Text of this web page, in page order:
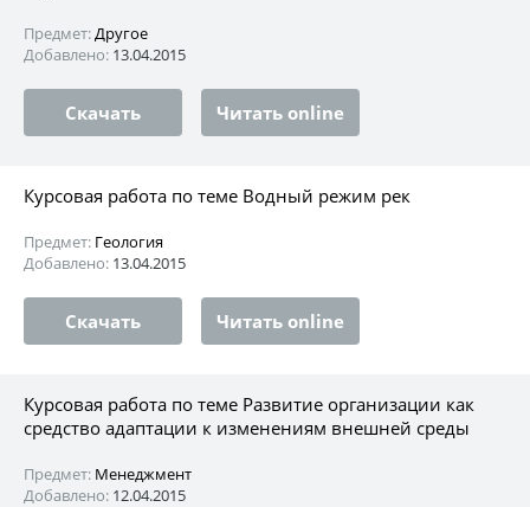
Предмет:Другое
Добавлено: 13.04.2015
Скачать Читать online
Курсовая работа по теме Водный режим рек
Предмет: Геология
Добавлено: 13.04.2015
Скачать Читать online
Курсовая работа по теме Развитие организации как
средство адаптации к изменениям внешней среды
Предмет: Менеджмент
Добавлено: 12.04.2015